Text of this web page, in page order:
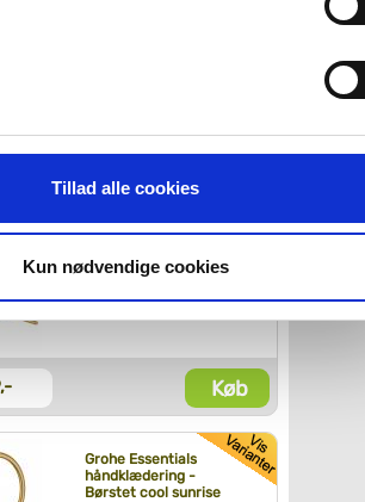
'Vis detaljer' nedenfor kan du se
som vores hjemmeside benytter.
alle cookies, så giver du samtykke til de
med de pågældende cookies. Du har
enhver tid er det ligeledes muligt, at
du måtte ønske det.
hvordan vi behandler dine
Tillad alle cookies
Kun nødvendige cookies
Grohe Essentials
Køb
Grohe Essentials
håndklædering -
Børstet cool sunrise